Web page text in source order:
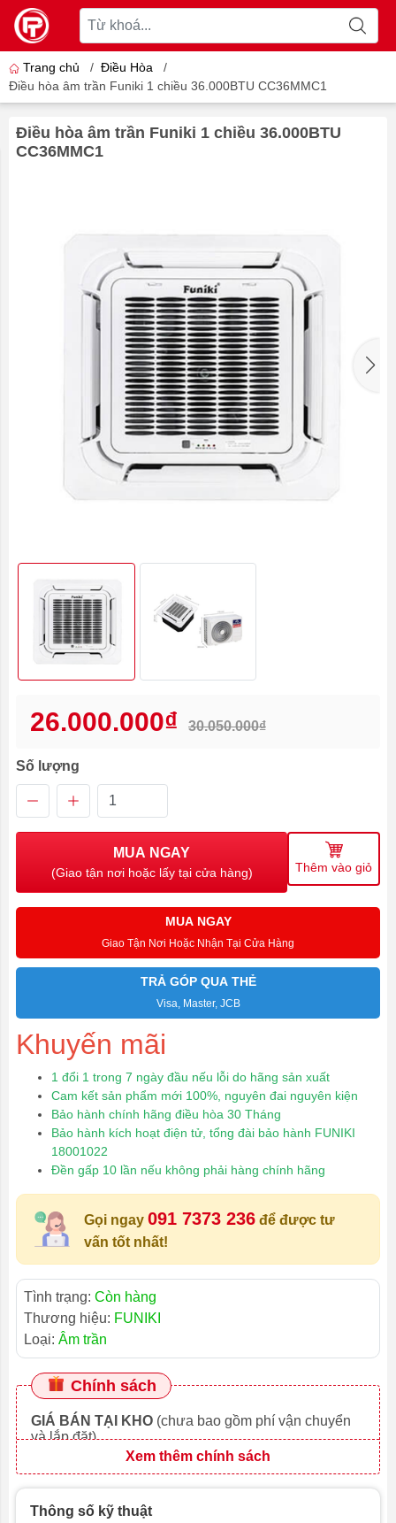
Trang chủ / Điều Hòa
/
Điều hòa âm trần Funiki 1 chiều 36.000BTU CC36MMC1
Điều hòa âm trần Funiki 1 chiều 36.000BTU
CC36MMC1
26.000.000₫ 30.050.000₫
Số lượng
MUA NGAY
(Giao tận nơi hoặc lấy tại cửa hàng) Thêm vào giỏ
MUA NGAY
Giao Tận Nơi Hoặc Nhận Tại Cửa Hàng
TRẢ GÓP QUA THẺ
Visa, Master, JCB
Khuyến mãi
1 đổi 1 trong 7 ngày đầu nếu lỗi do hãng sản xuất
Cam kết sản phẩm mới 100%, nguyên đai nguyên kiện
Bảo hành chính hãng điều hòa 30 Tháng
Bảo hành kích hoạt điện tử, tổng đài bảo hành FUNIKI
18001022
Đền gấp 10 lần nếu không phải hàng chính hãng
Gọi ngay 091 7373 236 để được tư
vấn tốt nhất!
Tình trạng: Còn hàng
Thương hiệu: FUNIKI
Loại: Âm trần
Chính sách
GIÁ BÁN TẠI KHO (chưa bao gồm phí vận chuyển
và lắp đặt)
Xem thêm chính sách
Thông số kỹ thuật